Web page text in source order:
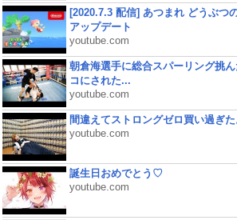
[2020.7.3 配信] あつまれ どうぶつ
アップデート
youtube.com
朝倉海選手に総合スパーリング挑
コにされた...
youtube.com
間違えてストロングゼロ買い過ぎた
youtube.com
誕生日おめでとう♡
youtube.com